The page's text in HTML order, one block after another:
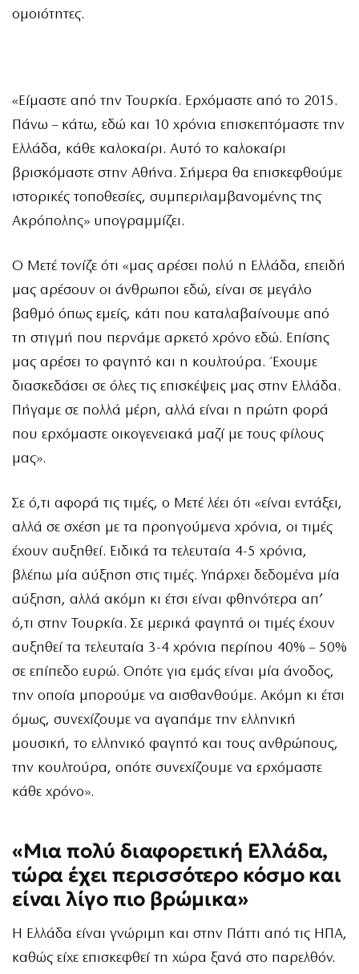
ομοιότητες.
«Είμαστε από την Τουρκία. Ερχόμαστε από το 2015.
Πάνω – κάτω, εδώ και 10 χρόνια επισκεπτόμαστε την
Ελλάδα, κάθε καλοκαίρι. Αυτό το καλοκαίρι
βρισκόμαστε στην Αθήνα. Σήμερα θα επισκεφθούμε
ιστορικές τοποθεσίες, συμπεριλαμβανομένης της
Ακρόπολης» υπογραμμίζει.
Ο Μετέ τονίζε ότι «μας αρέσει πολύ η Ελλάδα, επειδή
μας αρέσουν οι άνθρωποι εδώ, είναι σε μεγάλο
βαθμό όπως εμείς, κάτι που καταλαβαίνουμε από
τη στιγμή που περνάμε αρκετό χρόνο εδώ. Επίσης
μας αρέσει το φαγητό και η κουλτούρα. Έχουμε
διασκεδάσει σε όλες τις επισκέψεις μας στην Ελλάδα.
Πήγαμε σε πολλά μέρη, αλλά είναι η πρώτη φορά
που ερχόμαστε οικογενειακά μαζί με τους φίλους
μας».
Σε ό,τι αφορά τις τιμές, ο Μετέ λέει ότι «είναι εντάξει,
αλλά σε σχέση με τα προηγούμενα χρόνια, οι τιμές
έχουν αυξηθεί. Ειδικά τα τελευταία 4-5 χρόνια,
βλέπω μία αύξηση στις τιμές. Υπάρχει δεδομένα μία
αύξηση, αλλά ακόμη κι έτσι είναι φθηνότερα απ’
ό,τι στην Τουρκία. Σε μερικά φαγητά οι τιμές έχουν
αυξηθεί τα τελευταία 3-4 χρόνια περίπου 40% – 50%
σε επίπεδο ευρώ. Οπότε για εμάς είναι μία άνοδος,
την οποία μπορούμε να αισθανθούμε. Ακόμη κι έτσι
όμως, συνεχίζουμε να αγαπάμε την ελληνική
μουσική, το ελληνικό φαγητό και τους ανθρώπους,
την κουλτούρα, οπότε συνεχίζουμε να ερχόμαστε
κάθε χρόνο».
«Μια πολύ διαφορετική Ελλάδα,
τώρα έχει περισσότερο κόσμο και
είναι λίγο πιο βρώμικα»
Η Ελλάδα είναι γνώριμη και στην Πάττι από τις ΗΠΑ,
καθώς είχε επισκεφθεί τη χώρα ξανά στο παρελθόν.